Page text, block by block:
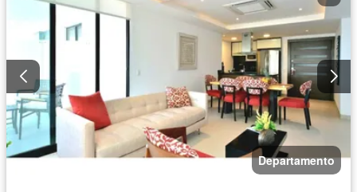
Departamento